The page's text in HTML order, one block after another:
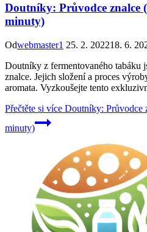
Doutníky: Průvodce znalce
minuty)
Odwebmaster1 25. 2. 202218. 6.
Doutníky z fermentovaného tabáku
znalce. Jejich složení a proces
aromata. Vyzkoušejte tento
Přečtěte si více Doutníky: Průvodce
minuty)